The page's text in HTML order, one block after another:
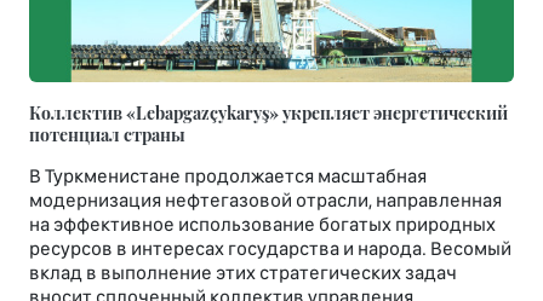
Коллектив «Lebapgazçykaryş» укрепляет энергетический
потенциал страны
В Туркменистане продолжается масштабная
модернизация нефтегазовой отрасли, направленная
на эффективное использование богатых природных
ресурсов в интересах государства и народа. Весомый
вклад в выполнение этих стратегических задач